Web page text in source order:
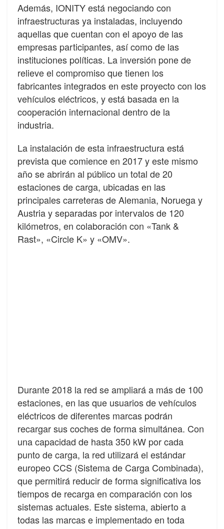
Además, IONITY está negociando con
infraestructuras ya instaladas, incluyendo
aquellas que cuentan con el apoyo de las
empresas participantes, así como de las
instituciones políticas. La inversión pone de
relieve el compromiso que tienen los
fabricantes integrados en este proyecto con los
vehículos eléctricos, y está basada en la
cooperación internacional dentro de la
industria.
La instalación de esta infraestructura está
prevista que comience en 2017 y este mismo
año se abrirán al público un total de 20
estaciones de carga, ubicadas en las
principales carreteras de Alemania, Noruega y
Austria y separadas por intervalos de 120
kilómetros, en colaboración con «Tank &
Rast», «Circle K» y «OMV».
Durante 2018 la red se ampliará a más de 100
estaciones, en las que usuarios de vehículos
eléctricos de diferentes marcas podrán
recargar sus coches de forma simultánea. Con
una capacidad de hasta 350 kW por cada
punto de carga, la red utilizará el estándar
europeo CCS (Sistema de Carga Combinada),
que permitirá reducir de forma significativa los
tiempos de recarga en comparación con los
sistemas actuales. Este sistema, abierto a
todas las marcas e implementado en toda